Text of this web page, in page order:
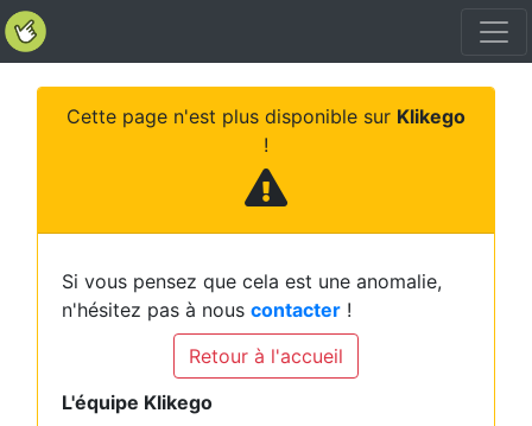
Cette page n'est plus disponible sur Klikego
!
Si vous pensez que cela est une anomalie,
n'hésitez pas à nous contacter !
Retour à l'accueil
L'équipe Klikego